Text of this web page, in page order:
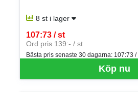
8 st i lager
Köp nu
107:73 / st
SEK per ST
Ord pris 139:- / st
Bästa pris senaste 30 dagarna: 107:73 /